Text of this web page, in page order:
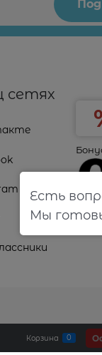
сетях
Корзина 0
Есть
Мы